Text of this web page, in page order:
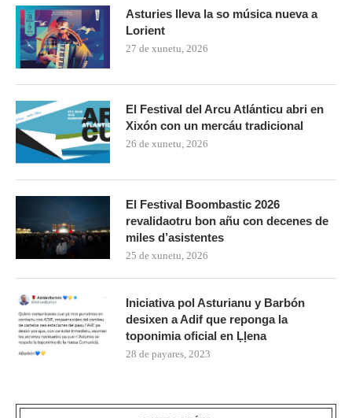
Asturies lleva la so música nueva a
Lorient
27 de xunetu, 2026
El Festival del Arcu Atlánticu abri en
Xixón con un mercáu tradicional
26 de xunetu, 2026
El Festival Boombastic 2026
revalidaotru bon añu con decenes de
miles d’asistentes
25 de xunetu, 2026
Iniciativa pol Asturianu y Barbón
desixen a Adif que reponga la
toponimia oficial en Ḷḷena
28 de payares, 2023